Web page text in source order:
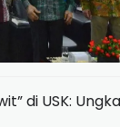
di USK: